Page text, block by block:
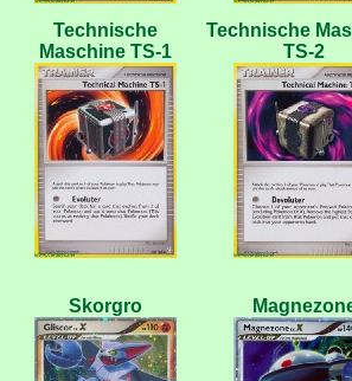
Technische Technische